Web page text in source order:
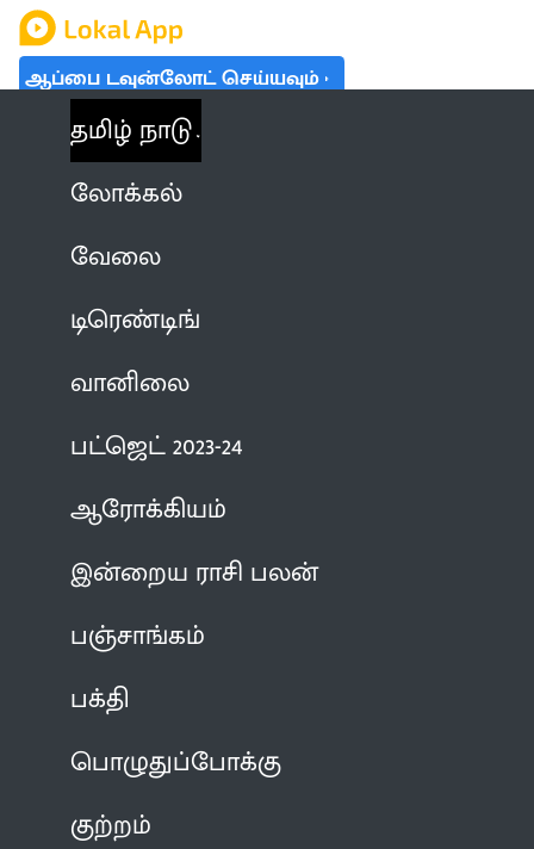
ஆப்பை டவுன்லோட் செய்யவும்
தமிழ் நாடு
லோக்கல்
வேலை
டிரெண்டிங்
வானிலை
பட்ஜெட் 2023-24
ஆரோக்கியம்
இன்றைய ராசி பலன்
பஞ்சாங்கம்
பக்தி
பொழுதுப்போக்கு
குற்றம்